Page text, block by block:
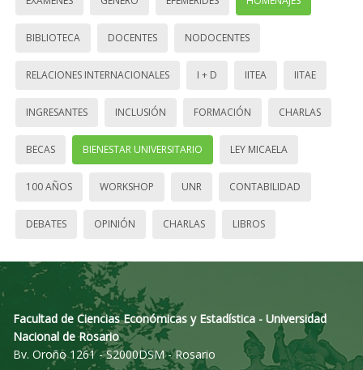
BIBLIOTECA DOCENTES NODOCENTES
RELACIONES INTERNACIONALES I + D IITEA IITAE
INGRESANTES INCLUSIÓN FORMACIÓN CHARLAS
BECAS BIENESTAR UNIVERSITARIO LEY MICAELA
100 AÑOS WORKSHOP UNR CONTABILIDAD
DEBATES OPINIÓN CHARLAS LIBROS
Facultad de Ciencias Económicas y Estadística - Universidad
Nacional de Rosario
Bv. Oroño 1261 - S2000DSM - Rosario